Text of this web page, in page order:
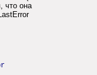
что она